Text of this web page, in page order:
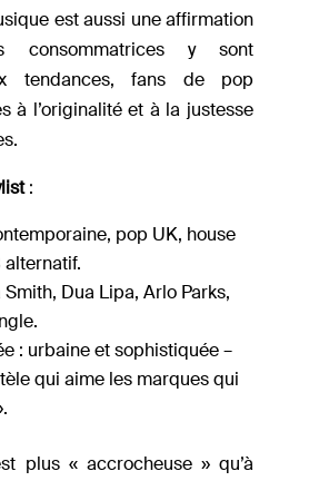
est aussi une affirmation
consommatrices y sont
tendances, fans de pop
à l’originalité et à la justesse
:
pop UK, house
alternatif.
Dua Lipa, Arlo Parks,
: urbaine et sophistiquée –
qui aime les marques qui
plus « accrocheuse » qu’à